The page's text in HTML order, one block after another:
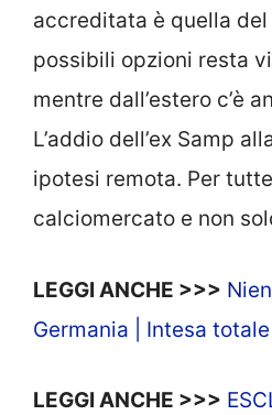
accreditata è quella del
possibili opzioni resta
mentre dall’estero c’è
L’addio dell’ex Samp
ipotesi remota. Per
calciomercato e non
LEGGI ANCHE >>>
Germania | Intesa
LEGGI ANCHE >>>